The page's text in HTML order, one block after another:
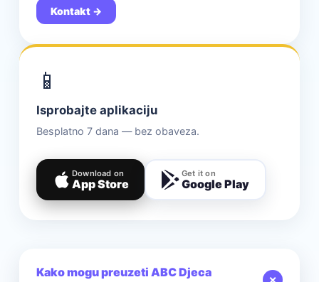
Kontakt →
📱
Isprobajte aplikaciju
Besplatno 7 dana — bez obaveza.
Download on
App Store
Get it on
Google Play
Kako mogu preuzeti ABC Djeca